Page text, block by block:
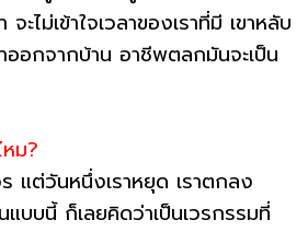
จะไม่เข้าใจเวลาของเราที่มี เขาหลับ
าออกจากบ้าน อาชีพตลกมันจะเป็น
ม?
แต่วันหนึ่งเราหยุด เราตกลง
บบนี้ ก็เลยคิดว่าเป็นเวรกรรมที่